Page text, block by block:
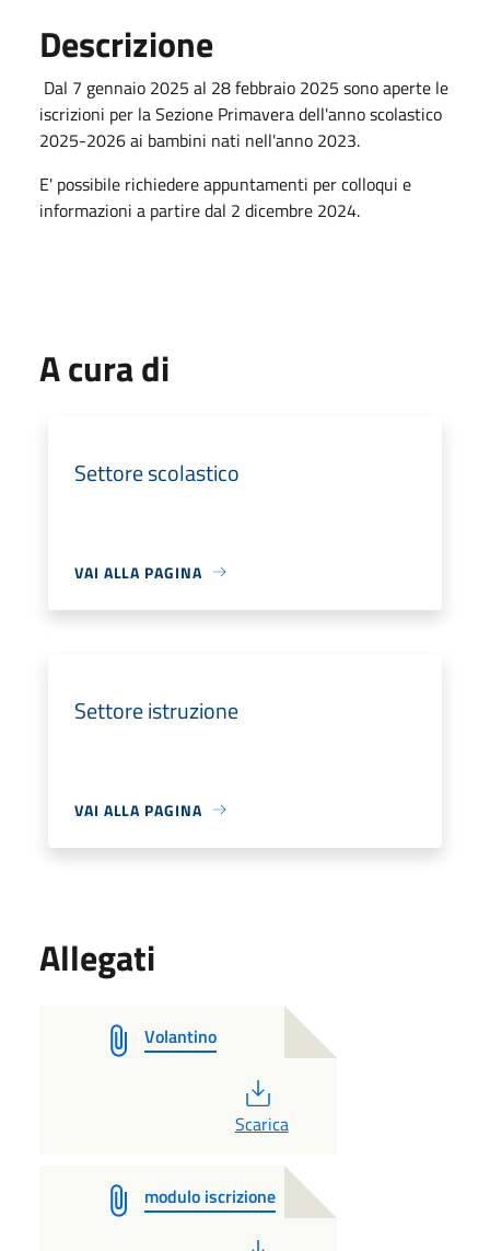
Descrizione
Dal 7 gennaio 2025 al 28 febbraio 2025 sono aperte le
iscrizioni per la Sezione Primavera dell'anno scolastico
2025-2026 ai bambini nati nell'anno 2023.
E' possibile richiedere appuntamenti per colloqui e
informazioni a partire dal 2 dicembre 2024.
A cura di
Settore scolastico
VAI ALLA PAGINA
Settore istruzione
VAI ALLA PAGINA
Allegati
Volantino
Scarica
modulo iscrizione